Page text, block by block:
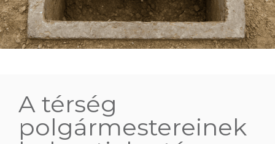
A térség
polgármestereinek